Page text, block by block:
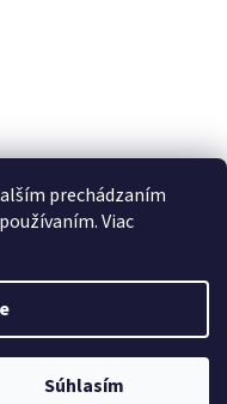
prechádzaním
Viac
Súhlasím
práva vyhradené.